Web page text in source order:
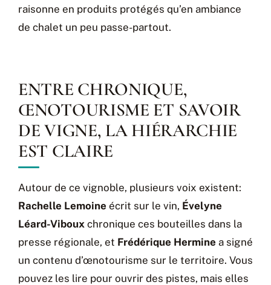
raisonne en produits protégés qu’en ambiance
de chalet un peu passe-partout.
ENTRE CHRONIQUE,
ŒNOTOURISME ET SAVOIR
DE VIGNE, LA HIÉRARCHIE
EST CLAIRE
Autour de ce vignoble, plusieurs voix existent:
Rachelle Lemoine écrit sur le vin, Évelyne
Léard-Viboux chronique ces bouteilles dans la
presse régionale, et Frédérique Hermine a signé
un contenu d’œnotourisme sur le territoire. Vous
pouvez les lire pour ouvrir des pistes, mais elles